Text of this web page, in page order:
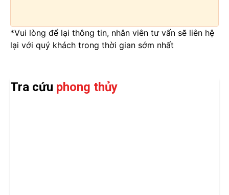
*Vui lòng để lại thông tin, nhân viên tư vấn sẽ liên hệ
lại với quý khách trong thời gian sớm nhất
Tra cứu phong thủy